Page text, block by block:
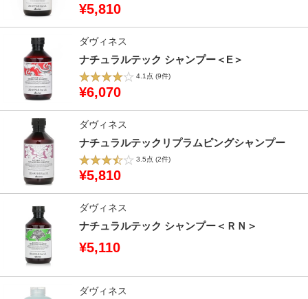
¥5,810
ダヴィネス
ナチュラルテック シャンプー＜E＞
4.1点 (9件)
¥6,070
ダヴィネス
ナチュラルテックリプラムピングシャンプー
3.5点 (2件)
¥5,810
ダヴィネス
ナチュラルテック シャンプー＜ＲＮ＞
¥5,110
ダヴィネス